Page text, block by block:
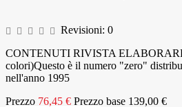
Revisioni: 0
CONTENUTI RIVISTA
colori)Questo è il numero "zero"
nell'anno 1995
Prezzo 76,45 € Prezzo base 139,00 €